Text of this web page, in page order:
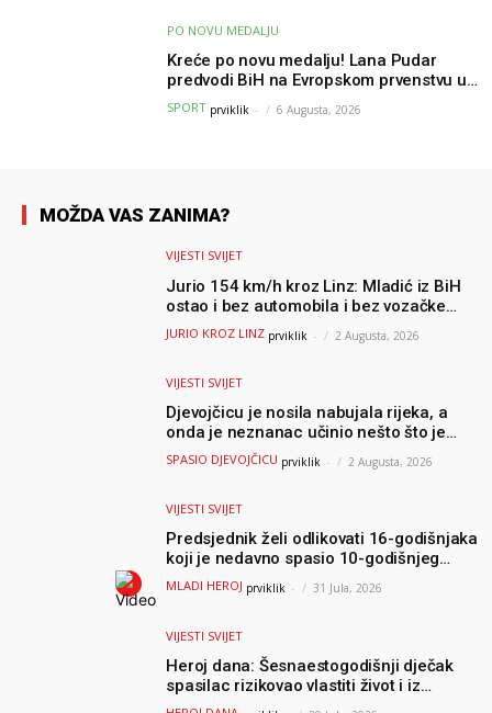
PO NOVU MEDALJU
Kreće po novu medalju! Lana Pudar
predvodi BiH na Evropskom prvenstvu u
Parizu
SPORT prviklik - 6 Augusta, 2026
MOŽDA VAS ZANIMA?
VIJESTI SVIJET
Jurio 154 km/h kroz Linz: Mladić iz BiH
ostao i bez automobila i bez vozačke
dozvole
JURIO KROZ LINZ prviklik - 2 Augusta, 2026
VIJESTI SVIJET
Djevojčicu je nosila nabujala rijeka, a
onda je neznanac učinio nešto što je
mnoge ostavilo bez riječi
SPASIO DJEVOJČICU prviklik - 2 Augusta, 2026
VIJESTI SVIJET
Predsjednik želi odlikovati 16-godišnjaka
koji je nedavno spasio 10-godišnjeg
dječaka iz smrtonosnih valova
MLADI HEROJ prviklik - 31 Jula, 2026
VIJESTI SVIJET
Heroj dana: Šesnaestogodišnji dječak
spasilac rizikovao vlastiti život i iz
ogromnih valova spasio 10-godišnjeg